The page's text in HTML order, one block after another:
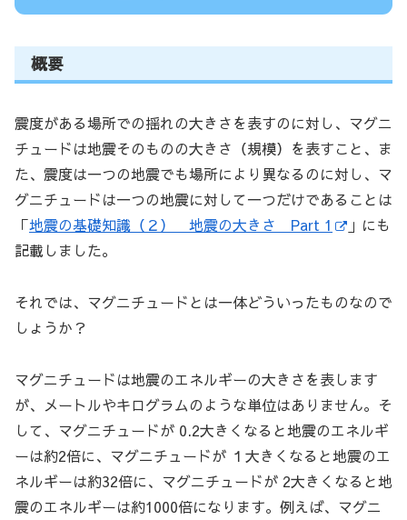
概要
震度がある場所での揺れの大きさを表すのに対し、マグニ
チュードは地震そのものの大きさ（規模）を表すこと、ま
た、震度は一つの地震でも場所により異なるのに対し、マ
グニチュードは一つの地震に対して一つだけであることは
「地震の基礎知識（２） 地震の大きさ Part 1
」にも
記載しました。
それでは、マグニチュードとは一体どういったものなので
しょうか？
マグニチュードは地震のエネルギーの大きさを表します
が、メートルやキログラムのような単位はありません。そ
して、マグニチュードが 0.2大きくなると地震のエネルギ
ーは約2倍に、マグニチュードが １大きくなると地震のエ
ネルギーは約32倍に、マグニチュードが 2大きくなると地
震のエネルギーは約1000倍になります。例えば、マグニ